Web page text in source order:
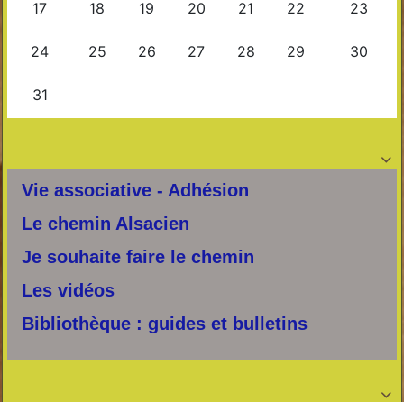

Vie associative - Adhésion
Le chemin Alsacien
Je souhaite faire le chemin
Les vidéos
Bibliothèque : guides et bulletins
